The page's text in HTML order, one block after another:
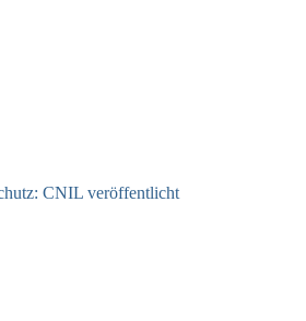
CNIL veröffentlicht